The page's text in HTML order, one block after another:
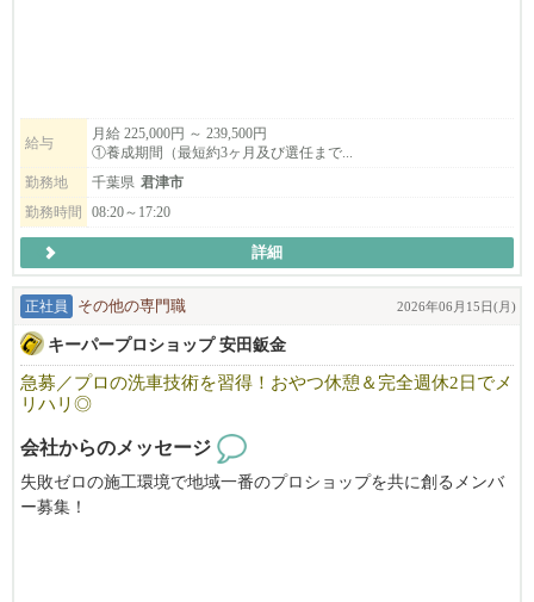
給与
月給 225,000円 ～ 239,500円
①養成期間（最短約3ヶ月及び選任まで...
勤務地
千葉県 君津市
勤務時間
08:20～17:20
詳細
正社員 その他の専門職 2026年06月15日(月)
キーパープロショップ 安田鈑金
急募／プロの洗車技術を習得！おやつ休憩＆完全週休2日でメ
リハリ◎
会社からのメッセージ
失敗ゼロの施工環境で地域一番のプロショップを共に創るメンバ
ー募集！